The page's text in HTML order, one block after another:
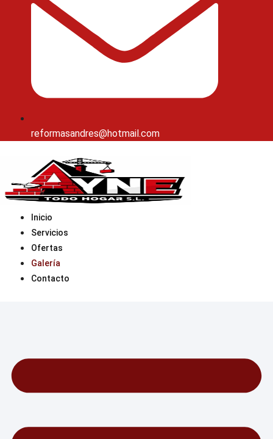
reformasandres@hotmail.com
Inicio
Servicios
Ofertas
Galería
Contacto